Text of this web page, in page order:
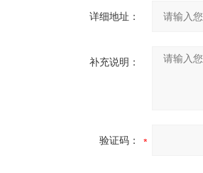
详细地址：
补充说明：
验证码：